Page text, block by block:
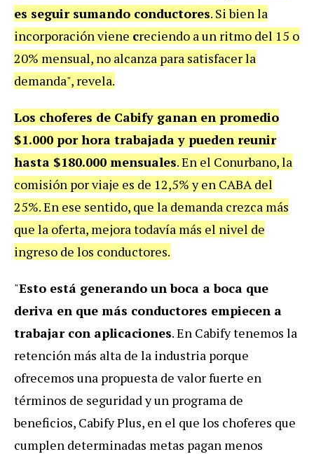
es seguir sumando conductores. Si bien la
incorporación viene creciendo a un ritmo del 15 o
20% mensual, no alcanza para satisfacer la
demanda", revela.
Los choferes de Cabify ganan en promedio
$1.000 por hora trabajada y pueden reunir
hasta $180.000 mensuales. En el Conurbano, la
comisión por viaje es de 12,5% y en CABA del
25%. En ese sentido, que la demanda crezca más
que la oferta, mejora todavía más el nivel de
ingreso de los conductores.
"Esto está generando un boca a boca que
deriva en que más conductores empiecen a
trabajar con aplicaciones. En Cabify tenemos la
retención más alta de la industria porque
ofrecemos una propuesta de valor fuerte en
términos de seguridad y un programa de
beneficios, Cabify Plus, en el que los choferes que
cumplen determinadas metas pagan menos